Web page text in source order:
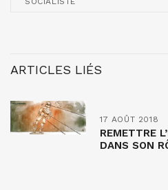
ARTICLES LIÉS
17 AOÛT 2018
REMETTRE
DANS SON